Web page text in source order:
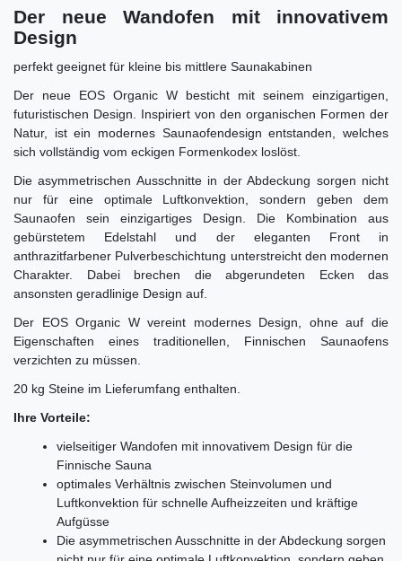
Der neue Wandofen mit innovativem
Design
perfekt geeignet für kleine bis mittlere Saunakabinen
Der neue EOS Organic W besticht mit seinem einzigartigen,
futuristischen Design. Inspiriert von den organischen Formen der
Natur, ist ein modernes Saunaofendesign entstanden, welches
sich vollständig vom eckigen Formenkodex loslöst.
Die asymmetrischen Ausschnitte in der Abdeckung sorgen nicht
nur für eine optimale Luftkonvektion, sondern geben dem
Saunaofen sein einzigartiges Design. Die Kombination aus
gebürstetem Edelstahl und der eleganten Front in
anthrazitfarbener Pulverbeschichtung unterstreicht den modernen
Charakter. Dabei brechen die abgerundeten Ecken das
ansonsten geradlinige Design auf.
Der EOS Organic W vereint modernes Design, ohne auf die
Eigenschaften eines traditionellen, Finnischen Saunaofens
verzichten zu müssen.
20 kg Steine im Lieferumfang enthalten.
Ihre Vorteile:
vielseitiger Wandofen mit innovativem Design für die
Finnische Sauna
optimales Verhältnis zwischen Steinvolumen und
Luftkonvektion für schnelle Aufheizzeiten und kräftige
Aufgüsse
Die asymmetrischen Ausschnitte in der Abdeckung sorgen